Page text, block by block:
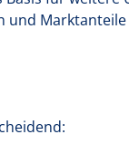
Marktanteile